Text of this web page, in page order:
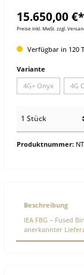
15.650,00 €*
Preise inkl. MwSt. zzgl.
Verfügbar in 120
Variante
4G+ Onyx
4G
Produktnummer:
Beschreibung
IEA FBG – Fused
anerkannter